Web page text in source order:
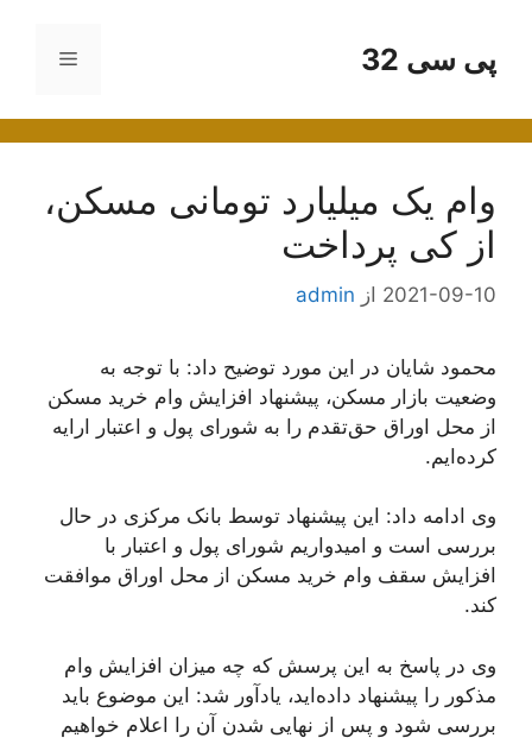
محتواپی سی 32 فهرست
وام یک میلیارد تومانی مسکن،
از کی پرداخت
2021-09-10 از admin
محمود شایان در این مورد توضیح داد: با توجه به
وضعیت بازار مسکن، پیشنهاد افزایش وام خرید مسکن
از محل اوراق حق‌تقدم را به شورای پول و اعتبار ارايه
کرده‌ایم.
وی ادامه داد: این پیشنهاد توسط بانک مرکزی در حال
بررسی است و امیدواریم شورای پول و اعتبار با
افزایش سقف وام خرید مسکن از محل اوراق موافقت
کند.
وی در پاسخ به این پرسش که چه میزان افزایش وام
مذکور را پیشنهاد داده‌اید، یادآور شد: این موضوع باید
بررسی شود و پس از نهایی شدن آن را اعلام خواهیم